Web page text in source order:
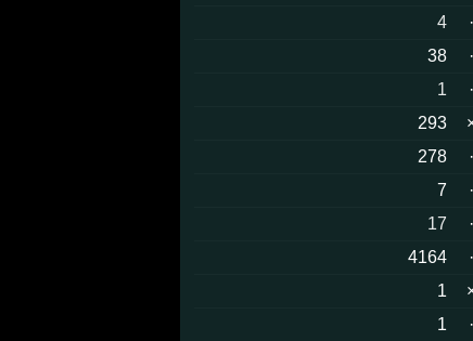
4
·
38
·
1
·
293
278
·
7
·
17
·
4164
·
1
1
·